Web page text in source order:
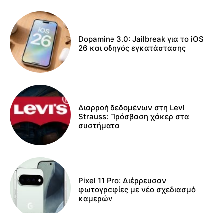
Dopamine 3.0: Jailbreak για το iOS
26 και οδηγός εγκατάστασης
Διαρροή δεδομένων στη Levi
Strauss: Πρόσβαση χάκερ στα
συστήματα
Pixel 11 Pro: Διέρρευσαν
φωτογραφίες με νέο σχεδιασμό
καμερών